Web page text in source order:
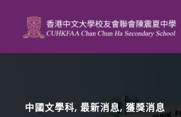
中國文學科, 最新消息, 獲獎消息